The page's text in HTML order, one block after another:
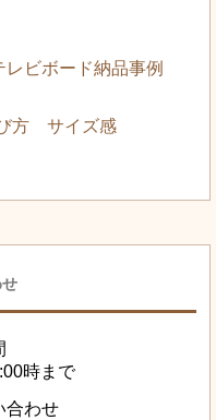
ビボード納品事例
方 サイズ感
時まで
合わせ